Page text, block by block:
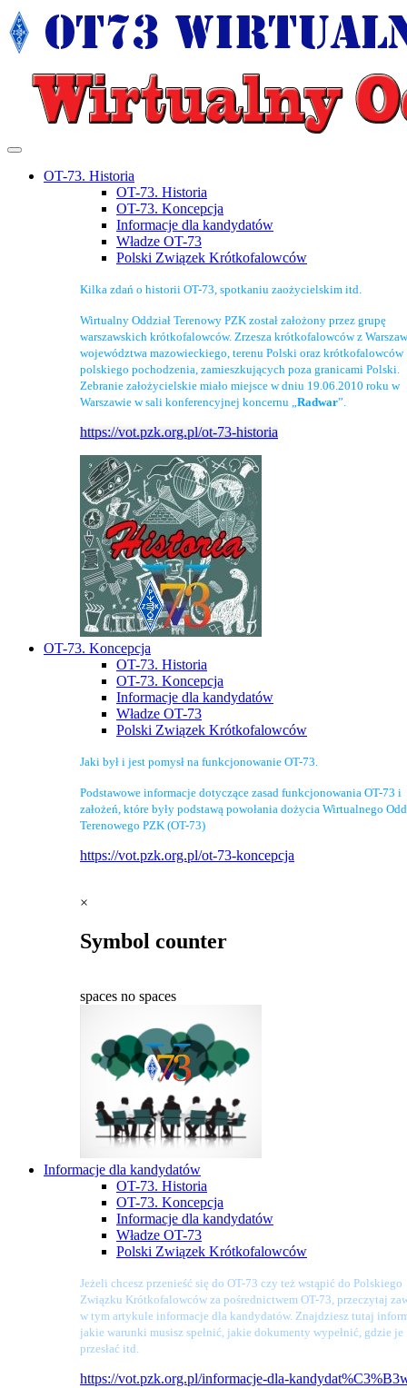
OT-73. Historia
OT-73. Historia
OT-73. Koncepcja
Informacje dla kandydatów
Władze OT-73
Polski Związek Krótkofalowców
Kilka zdań o historii OT-73, spotkaniu zaożycielskim itd.
Wirtualny Oddział Terenowy PZK został założony przez grupę
warszawskich krótkofalowców. Zrzesza krótkofalowców z
województwa mazowieckiego, terenu Polski oraz krótkofalowców
polskiego pochodzenia, zamieszkujących poza granicami Polski.
Zebranie założycielskie miało miejsce w dniu 19.06.2010 roku w
Warszawie w sali konferencyjnej koncernu „Radwar”.
https://vot.pzk.org.pl/ot-73-historia
OT-73. Koncepcja
OT-73. Historia
OT-73. Koncepcja
Informacje dla kandydatów
Władze OT-73
Polski Związek Krótkofalowców
Jaki był i jest pomysł na funkcjonowanie OT-73.
Podstawowe informacje dotyczące zasad funkcjonowania OT-73 i
założeń, które były podstawą powołania dożycia Wirtualnego
Terenowego PZK (OT-73)
https://vot.pzk.org.pl/ot-73-koncepcja
×
Symbol counter
spaces no spaces
Informacje dla kandydatów
OT-73. Historia
OT-73. Koncepcja
Informacje dla kandydatów
Władze OT-73
Polski Związek Krótkofalowców
Jeżeli chcesz przenieść się do OT-73 czy też wstąpić do Polskiego
Związku Krótkofalowców za pośrednictwem OT-73, przeczytaj
w tym artykule informacje dla kandydatów. Znajdziesz tutaj
jakie warunki musisz spełnić, jakie dokumenty wypełnić, gdzie je
przesłać itd.
https://vot.pzk.org.pl/informacje-dla-